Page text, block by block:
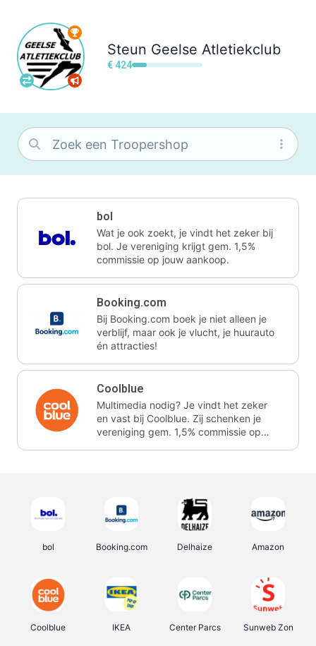
Steun Geelse Atletiekclub
€ 424
bol
Wat je ook zoekt, je vindt het zeker bij
bol. Je vereniging krijgt gem. 1,5%
commissie op jouw aankoop.
Booking.com
Bij Booking.com boek je niet alleen je
verblijf, maar ook je vlucht, je huurauto
én attracties!
Coolblue
Multimedia nodig? Je vindt het zeker
en vast bij Coolblue. Zij schenken je
vereniging gem. 1,5% commissie op
bol Booking.com Delhaize Amazon
Coolblue IKEA Center Parcs Sunweb Zon